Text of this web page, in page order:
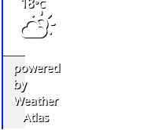
°C
powered
by
Weather
Atlas